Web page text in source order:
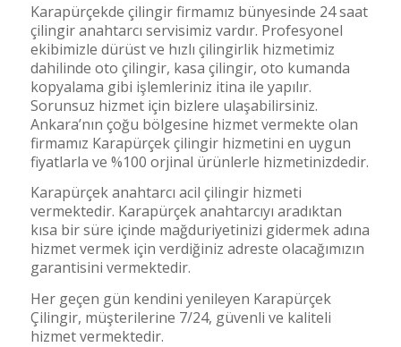
Karapürçekde çilingir firmamız bünyesinde 24 saat
çilingir anahtarcı servisimiz vardır. Profesyonel
ekibimizle dürüst ve hızlı çilingirlik hizmetimiz
dahilinde oto çilingir, kasa çilingir, oto kumanda
kopyalama gibi işlemleriniz itina ile yapılır.
Sorunsuz hizmet için bizlere ulaşabilirsiniz.
Ankara’nın çoğu bölgesine hizmet vermekte olan
firmamız Karapürçek çilingir hizmetini en uygun
fiyatlarla ve %100 orjinal ürünlerle hizmetinizdedir.
Karapürçek anahtarcı acil çilingir hizmeti
vermektedir. Karapürçek anahtarcıyı aradıktan
kısa bir süre içinde mağduriyetinizi gidermek adına
hizmet vermek için verdiğiniz adreste olacağımızın
garantisini vermektedir.
Her geçen gün kendini yenileyen Karapürçek
Çilingir, müşterilerine 7/24, güvenli ve kaliteli
hizmet vermektedir.